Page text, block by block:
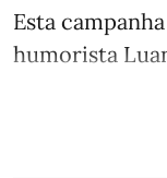
Esta
humorista